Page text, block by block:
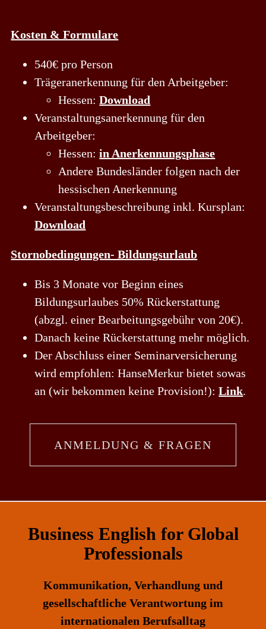
Kosten & Formulare
540€ pro Person
Trägeranerkennung für den Arbeitgeber:
Hessen:Download
Veranstaltungsanerkennung für den
Arbeitgeber:
Hessen: in Anerkennungsphase
Andere Bundesländer folgen nach der
hessischen Anerkennung
Veranstaltungsbeschreibung inkl. Kursplan:
Download
Stornobedingungen- Bildungsurlaub
Bis 3 Monate vor Beginn eines
Bildungsurlaubes 50% Rückerstattung
(abzgl. einer Bearbeitungsgebühr von 20€).
Danach keine Rückerstattung mehr möglich.
Der Abschluss einer Seminarversicherung
wird empfohlen: HanseMerkur bietet sowas
an (wir bekommen keine Provision!):Link.
ANMELDUNG & FRAGEN
Business English for Global
Professionals
Kommunikation, Verhandlung und
gesellschaftliche Verantwortung im
internationalen Berufsalltag